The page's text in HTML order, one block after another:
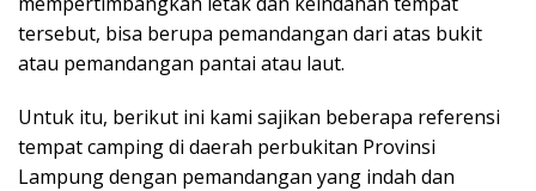
tersebut, bisa berupa pemandangan dari atas bukit
atau pemandangan pantai atau laut.
Untuk itu, berikut ini kami sajikan beberapa referensi
tempat camping di daerah perbukitan Provinsi
Lampung dengan pemandangan yang indah dan